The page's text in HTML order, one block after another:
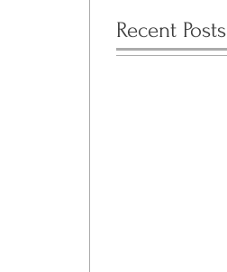
Recent Posts